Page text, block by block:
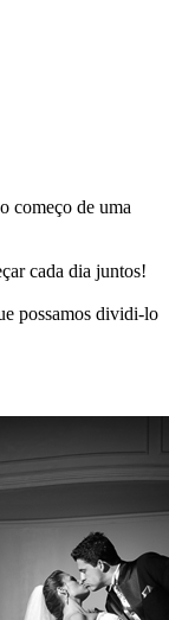
começo de uma
cada dia juntos!
possamos dividi-lo